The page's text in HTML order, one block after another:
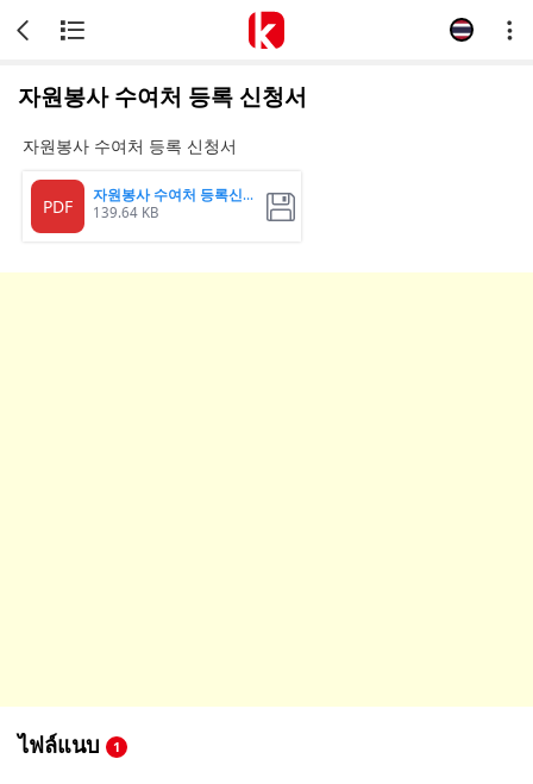
자원봉사 수여처 등록 신청서
자원봉사 수여처 등록 신청서
PDF
자원봉사 수여처 등록신청서
139.64 KB
ไฟล์แนบ 1